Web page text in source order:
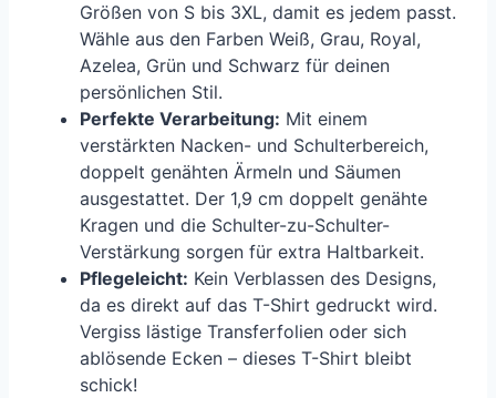
Größen von S bis 3XL, damit es jedem passt.
Wähle aus den Farben Weiß, Grau, Royal,
Azelea, Grün und Schwarz für deinen
persönlichen Stil.
Perfekte Verarbeitung: Mit einem
verstärkten Nacken- und Schulterbereich,
doppelt genähten Ärmeln und Säumen
ausgestattet. Der 1,9 cm doppelt genähte
Kragen und die Schulter-zu-Schulter-
Verstärkung sorgen für extra Haltbarkeit.
Pflegeleicht: Kein Verblassen des Designs,
da es direkt auf das T-Shirt gedruckt wird.
Vergiss lästige Transferfolien oder sich
ablösende Ecken – dieses T-Shirt bleibt
schick!